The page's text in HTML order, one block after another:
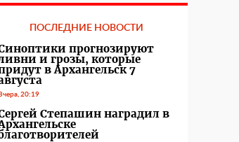
ПОСЛЕДНИЕ НОВОСТИ
прогнозируют
и грозы, которые
в Архангельск 7
Вчера, 20:19
Степашин наградил в